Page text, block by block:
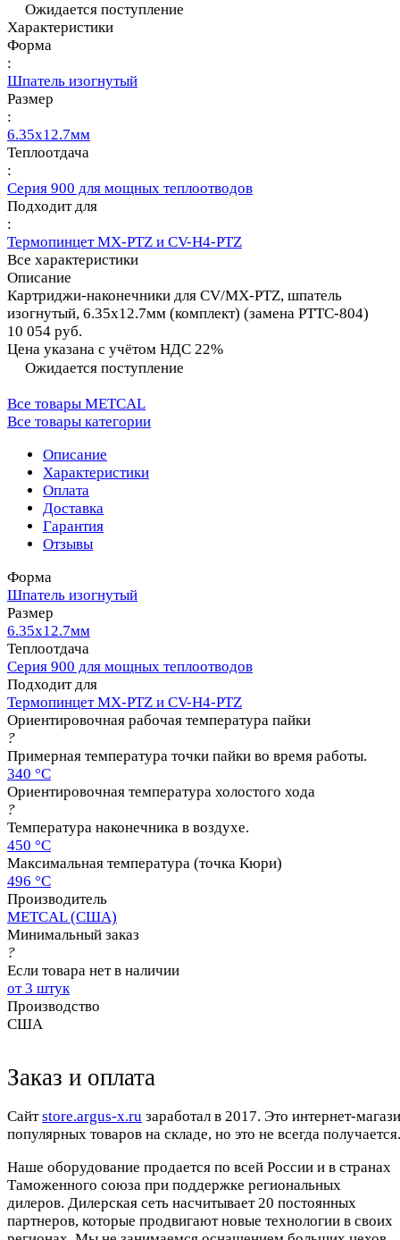
Ожидается поступление
Характеристики
Форма
:
Шпатель изогнутый
Размер
:
6.35х12.7мм
Теплоотдача
:
Серия 900 для мощных теплоотводов
Подходит для
:
Термопинцет MX-PTZ и CV-H4-PTZ
Все характеристики
Описание
Картриджи-наконечники для CV/MX-PTZ, шпатель
изогнутый, 6.35х12.7мм (комплект) (замена PTTC-804)
10 054 руб.
Цена указана с учётом НДС 22%
Ожидается поступление
Все товары METCAL
Все товары категории
Описание
Характеристики
Оплата
Доставка
Гарантия
Отзывы
Форма
Шпатель изогнутый
Размер
6.35х12.7мм
Теплоотдача
Серия 900 для мощных теплоотводов
Подходит для
Термопинцет MX-PTZ и CV-H4-PTZ
Ориентировочная рабочая температура пайки
?
Примерная температура точки пайки во время работы.
340 °C
Ориентировочная температура холостого хода
?
Температура наконечника в воздухе.
450 °C
Максимальная температура (точка Кюри)
496 °C
Производитель
METCAL (США)
Минимальный заказ
?
Если товара нет в наличии
от 3 штук
Производство
США
Заказ и оплата
Cайтstore.argus-x.ru заработал в 2017. Это интернет-
популярных товаров на складе, но это не всегда
Наше оборудование продается по всей России и в странах
Таможенного союза при поддержке региональных
дилеров. Дилерская сеть насчитывает 20 постоянных
партнеров, которые продвигают новые технологии в своих